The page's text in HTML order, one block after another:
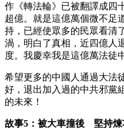
作《轉法輪》已被翻譯成四
超億。就是這億萬個微不足
持，已經使眾多的民眾看清
渦，明白了真相，近四億人
度。我慶幸我是這億萬法徒
希望更多的中國人通過大法
好，退出加入過的中共邪黨
的未來！
故事5：被大車撞後 堅持煉